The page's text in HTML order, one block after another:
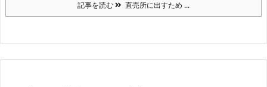
記事を読む 直売所に出すため ...